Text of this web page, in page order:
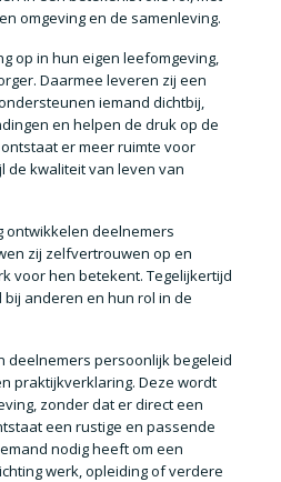
omgeving en de samenleving.
op in hun eigen leefomgeving,
Daarmee leveren zij een
iemand dichtbij,
en helpen de druk op de
er meer ruimte voor
de kwaliteit van leven van
ontwikkelen deelnemers
zij zelfvertrouwen op en
voor hen betekent. Tegelijkertijd
anderen en hun rol in de
deelnemers persoonlijk begeleid
praktijkverklaring. Deze wordt
zonder dat er direct een
een rustige en passende
nodig heeft om een
werk, opleiding of verdere